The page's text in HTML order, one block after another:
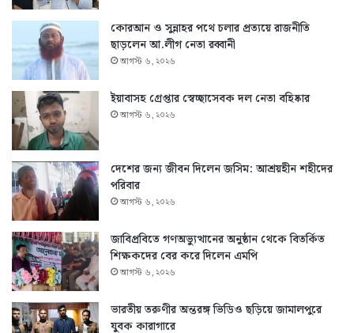
কোরআন ও সুন্নাহর পথে চলার প্রত্যয়ে রাজনীতি
ছাড়লেন আ.লীগ নেতা রব্বানী
আগস্ট ৬, ২০২৬
ইয়াবাসহ গ্রেপ্তার স্বেচ্ছাসেবক দল নেতা বহিষ্কার
আগস্ট ৬, ২০২৬
দেশের জন্য জীবন দিলেন জসিম: আশ্রয়হীন শহীদের
পরিবার
আগস্ট ৬, ২০২৬
জাবিপ্রবিতে গণঅভ্যুত্থানের অনুষ্ঠান থেকে বিতর্কিত
শিক্ষকদের বের করে দিলেন এমপি
আগস্ট ৬, ২০২৬
ভারতীয় তরুণীর অন্তরঙ্গ ভিডিও ছড়িয়ে জামালপুরে
যুবক কারাগারে